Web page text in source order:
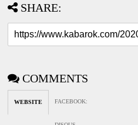
SHARE:
COMMENTS
WEBSITE FACEBOOK: